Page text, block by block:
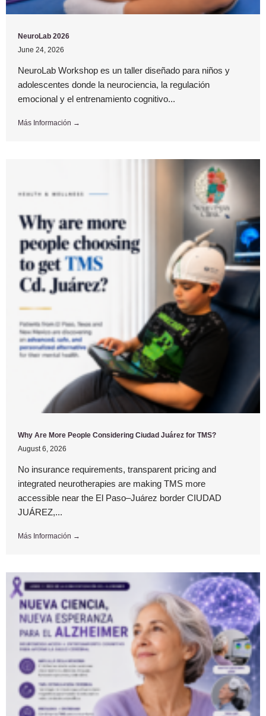
NeuroLab 2026
June 24, 2026
NeuroLab Workshop es un taller diseñado para niños y
adolescentes donde la neurociencia, la regulación
emocional y el entrenamiento cognitivo...
Más Información →
Why Are More People Considering Ciudad Juárez for TMS?
August 6, 2026
No insurance requirements, transparent pricing and
integrated neurotherapies are making TMS more
accessible near the El Paso–Juárez border CIUDAD
JUÁREZ,...
Más Información →